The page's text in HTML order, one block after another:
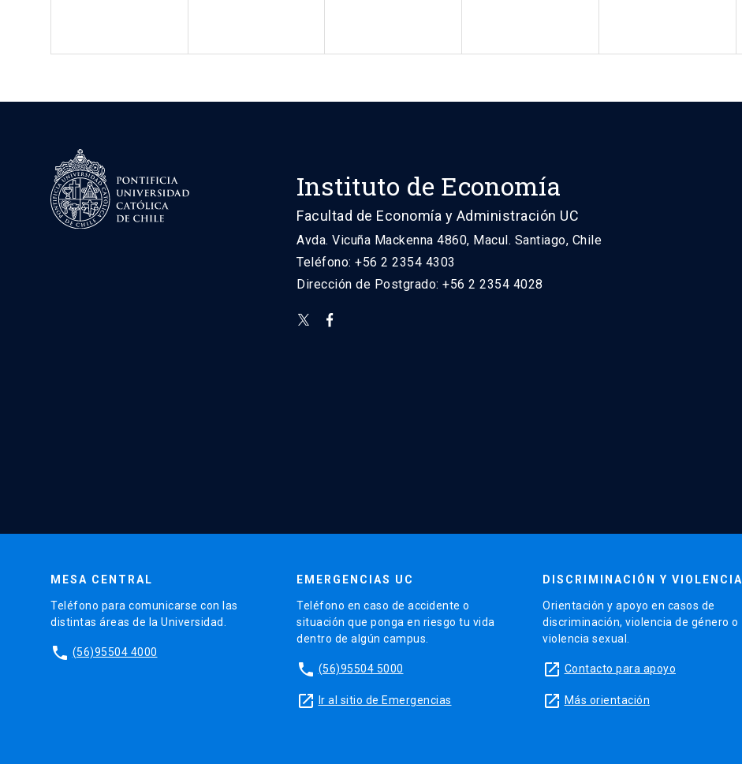
Instituto de Economía
Facultad de Economía y Administración UC
Avda. Vicuña Mackenna 4860, Macul. Santiago, Chile
Teléfono: +56 2 2354 4303
Dirección de Postgrado: +56 2 2354 4028
MESA CENTRAL
Teléfono para comunicarse con las
distintas áreas de la Universidad.
phone (56)95504 4000
EMERGENCIAS UC
Teléfono en caso de accidente o
situación que ponga en riesgo tu vida
dentro de algún campus.
phone (56)95504 5000
launch Ir al sitio de Emergencias
DISCRIMINACIÓN Y VIOLENCIA
Orientación y apoyo en casos de
discriminación, violencia de género o
violencia sexual.
launch Contacto para apoyo
launch Más orientación